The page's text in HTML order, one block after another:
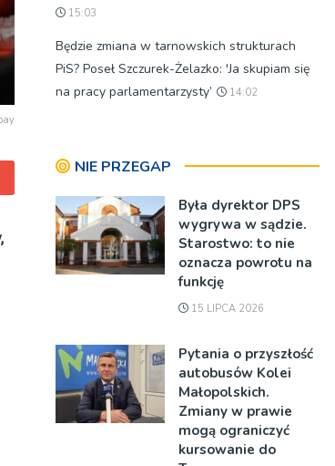
15:03
Będzie zmiana w tarnowskich strukturach
PiS? Poseł Szczurek-Żelazko: 'Ja skupiam się
na pracy parlamentarzysty’
14:02
NIE PRZEGAP
Była dyrektor DPS
wygrywa w sądzie.
Starostwo: to nie
oznacza powrotu na
funkcję
15 LIPCA 2026
Pytania o przyszłość
autobusów Kolei
Małopolskich.
Zmiany w prawie
mogą ograniczyć
kursowanie do